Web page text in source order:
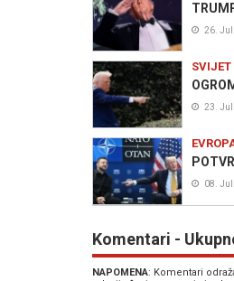
26.
SVIJET
23.
08.
Komentari -
NAPOMENA: Komentari